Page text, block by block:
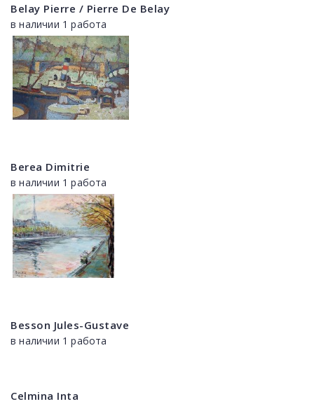
Belay Pierre / Pierre De Belay
в наличии 1 работа
Berea Dimitrie
в наличии 1 работа
Besson Jules-Gustave
в наличии 1 работа
Celmina Inta